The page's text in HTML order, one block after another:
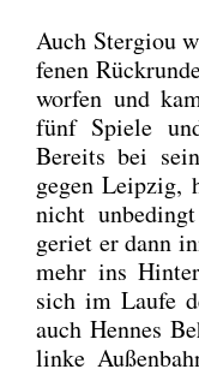
Auch Ster­giou
fe­nen
wor­fen und
fünf Spie­le
Bereits bei
gegen Leip­zig,
nicht
geriet er dann
mehr ins
sich im Lau­fe
auch Hen­nes
lin­ke